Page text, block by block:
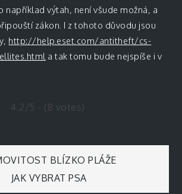
například výtah, není všude možná, a
zákon. I z tohoto důvodu jsou
http://help.eset.com/antitheft/cs-
a tak tomu bude nejspíše i v
4.2/5 - (8 votes)
BLÍZKO PLÁŽE
JAK VYBRAT PSA